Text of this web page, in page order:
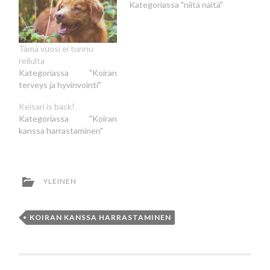
Tämä vuosi ei tunnu
reilulta
Kategoriassa "Koiran
terveys ja hyvinvointi"
Kategoriassa "niitä näitä"
Keisari is back!
Kategoriassa "Koiran
kanssa harrastaminen"
YLEINEN
KOIRAN KANSSA HARRASTAMINEN